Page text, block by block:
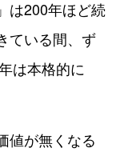
は200年ほど続
ている間、ず
は本格的に
値が無くなる